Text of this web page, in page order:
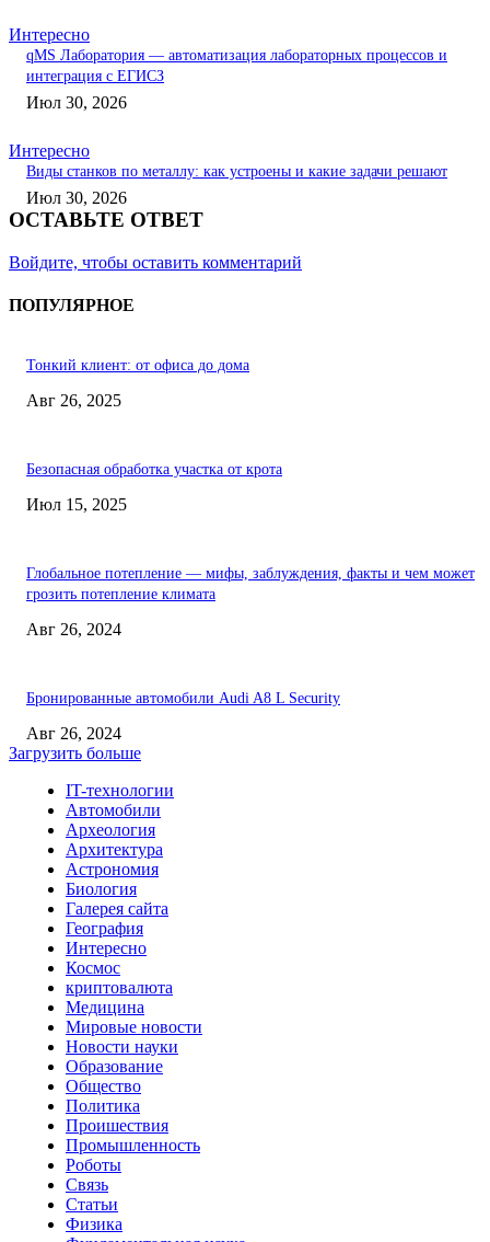
Интересно
qMS Лаборатория — автоматизация лабораторных процессов и
интеграция с ЕГИСЗ
Июл 30, 2026
Интересно
Виды станков по металлу: как устроены и какие задачи решают
Июл 30, 2026
ОСТАВЬТЕ ОТВЕТ
Войдите, чтобы оставить комментарий
ПОПУЛЯРНОЕ
Тонкий клиент: от офиса до дома
Авг 26, 2025
Безопасная обработка участка от крота
Июл 15, 2025
Глобальное потепление — мифы, заблуждения, факты и чем может
грозить потепление климата
Авг 26, 2024
Бронированные автомобили Audi A8 L Security
Авг 26, 2024
Загрузить больше
IT-технологии
Автомобили
Археология
Архитектура
Астрономия
Биология
Галерея сайта
География
Интересно
Космос
криптовалюта
Медицина
Мировые новости
Новости науки
Образование
Общество
Политика
Проишествия
Промышленность
Роботы
Связь
Статьи
Физика